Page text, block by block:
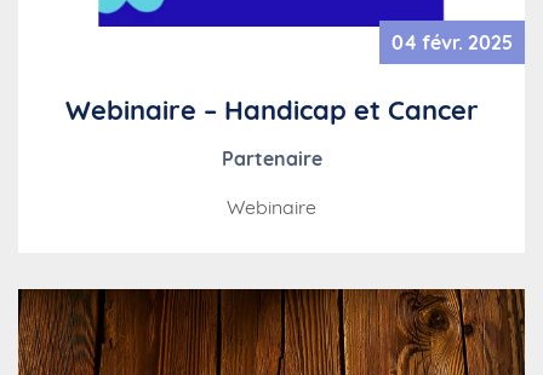
04 févr. 2025
Webinaire – Handicap et Cancer
Partenaire
Webinaire